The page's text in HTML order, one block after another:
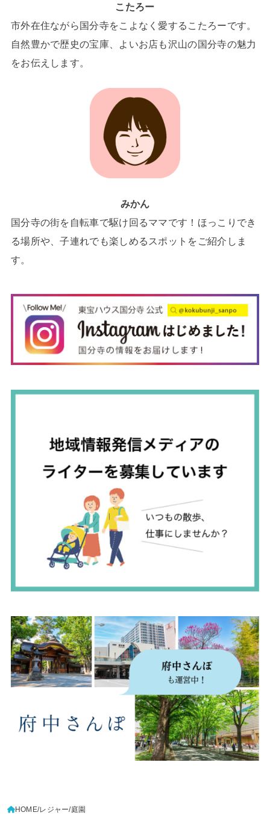
こたろー
市外在住ながら国分寺をこよなく愛するこたろーです。
自然豊かで歴史の宝庫、よいお店も沢山の国分寺の魅力
をお伝えします。
みかん
国分寺の街を自転車で駆け回るママです！ほっこりでき
る場所や、子連れでも楽しめるスポットをご紹介しま
す。
HOME レジャー 庭園